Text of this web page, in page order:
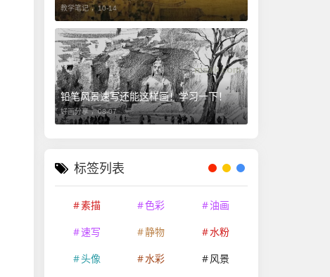
教学笔记 ， 10-14
铅笔风景速写还能这样画！学习一下！
好画分享 ，08-07
标签列表
素描 色彩
油画
速写
静物
水粉
头像
水彩
风景